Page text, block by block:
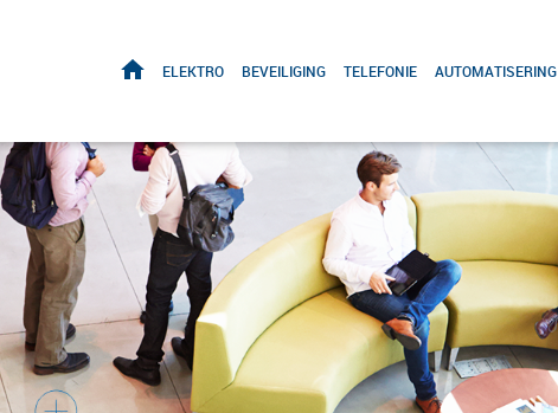
HOME ELEKTRO BEVEILIGING TELEFONIE AUTOMATISERING